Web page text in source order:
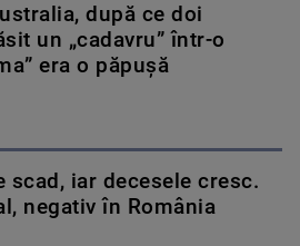
după ce doi
un „cadavru” într-o
era o păpușă
scad, iar decesele cresc.
negativ în România